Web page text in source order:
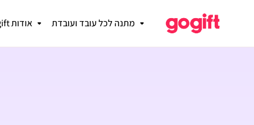
מתנה לכל עובד ועובדת אודות gogift